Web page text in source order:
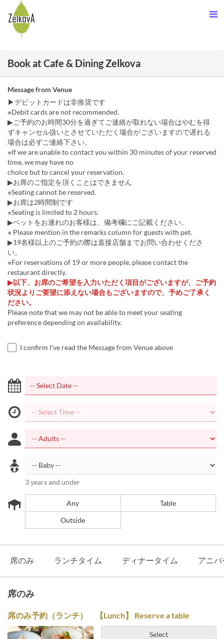
Book at Cafe & Dining Zelkova
Message from Venue
▶デビットカードは非推奨です
※Debit cards are not recommended.
▶ご予約のお時間30分を過ぎてご連絡が取れない場合はやむを得
ずキャンセル扱いとさせていただく場合がございますので遅れる
場合は必ずご連絡下さい。
※If we are unable to contact you within 30 minutes of your reserved
time, we may have no
choice but to cancel your reservation.
▶お席のご指定を頂くことはできません
※Seating cannot be reserved.
▶お席は2時間制です
※Seating is limited to 2 hours.
▶ペットをお連れのお客様は、備考欄にご記載ください。
※ Please mention in the remarks column for guests with pet.
▶19名様以上のご予約の際は直接店舗までお問い合わせくださ
い。
※For reservations of 19 or more people, please contact the
restaurant directly.
▶以下、お席のご希望を入力いただく項目がございますが、ご予約
状況よりご要望に添えない場合もございますので、予めご了承く
ださい。
Please note that we may not be able to meet your seating
preference depending on availability.
I confirm I've read the Message from Venue above
3 years and under
Any
Table
Outside
席のみ ランチタイム ディナータイム アニ
席のみ
席のみ予約（ランチ） 【Lunch】 Reserve a table
Select